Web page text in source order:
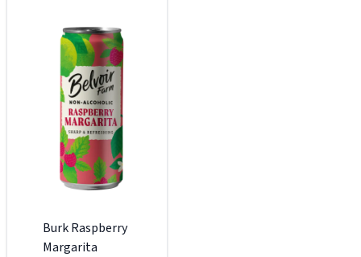
Burk Raspberry
Margarita